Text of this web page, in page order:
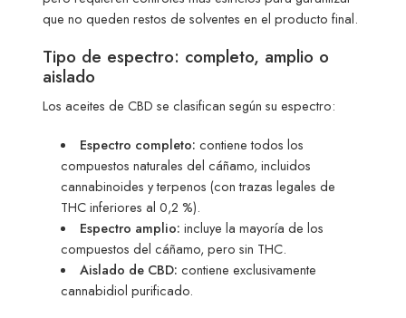
que no queden restos de solventes en el producto final.
Tipo de espectro: completo, amplio o
aislado
Los aceites de CBD se clasifican según su espectro:
Espectro completo: contiene todos los
compuestos naturales del cáñamo, incluidos
cannabinoides y terpenos (con trazas legales de
THC inferiores al 0,2 %).
Espectro amplio: incluye la mayoría de los
compuestos del cáñamo, pero sin THC.
Aislado de CBD: contiene exclusivamente
cannabidiol purificado.